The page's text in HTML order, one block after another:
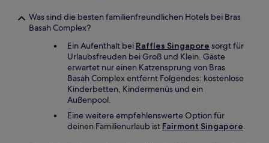
Was sind die besten familienfreundlichen Hotels bei Bras
Basah Complex?
Ein Aufenthalt bei Raffles Singapore sorgt für
Urlaubsfreuden bei Groß und Klein. Gäste
erwartet nur einen Katzensprung von Bras
Basah Complex entfernt Folgendes: kostenlose
Kinderbetten, Kindermenüs und ein
Außenpool.
Eine weitere empfehlenswerte Option für
deinen Familienurlaub ist Fairmont Singapore.